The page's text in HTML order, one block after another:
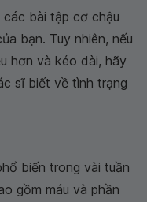
các bài tập cơ chậu
bạn. Tuy nhiên, nếu
hơn và kéo dài, hãy
sĩ biết về tình trạng
biến trong vài tuần
gồm máu và phần